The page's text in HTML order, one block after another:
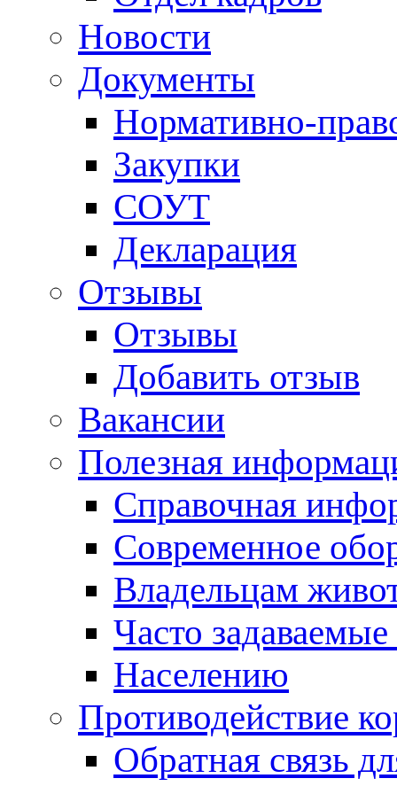
Новости
Документы
Нормативно-
Закупки
СОУТ
Декларация
Отзывы
Отзывы
Добавить отзыв
Вакансии
Полезная
Справочная
Современное
Владельцам
Часто
Населению
Противодействие
Обратная связь